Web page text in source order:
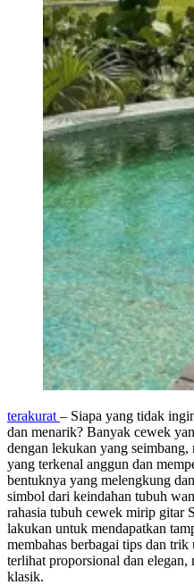
terakurat – Siapa yang tidak
dan menarik? Banyak cewek
dengan lekukan yang
yang terkenal anggun dan
bentuknya yang melengkung
simbol dari keindahan tubuh
rahasia tubuh cewek mirip gitar
lakukan untuk mendapatkan
membahas berbagai tips dan
terlihat proporsional dan
klasik.